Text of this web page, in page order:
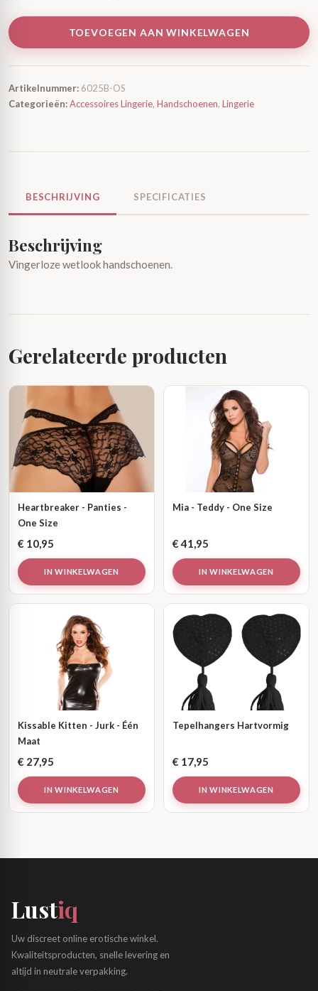
TOEVOEGEN AAN WINKELWAGEN
Artikelnummer: 6025B-OS
Categorieën:Accessoires Lingerie, Handschoenen, Lingerie
BESCHRIJVING SPECIFICATIES
Beschrijving
Vingerloze wetlook handschoenen.
Gerelateerde producten
Heartbreaker - Panties -
One Size
€ 10,95
IN WINKELWAGEN
Mia - Teddy - One Size
€41,95
IN WINKELWAGEN
Kissable Kitten - Jurk - Één
Maat
€ 27,95
IN WINKELWAGEN
Tepelhangers Hartvormig
€ 17,95
IN WINKELWAGEN
Lustiq
Uw discreet online erotische winkel.
Kwaliteitsproducten, snelle levering en
altijd in neutrale verpakking.